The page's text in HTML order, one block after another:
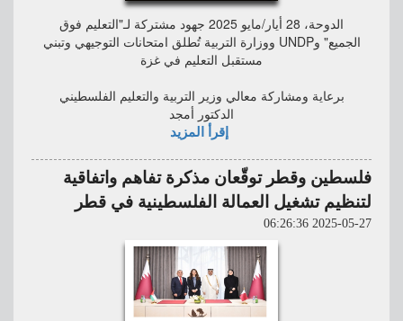
الدوحة، 28 أيار/مايو 2025 جهود مشتركة لـ"التعليم فوق
الجميع" وUNDP ووزارة التربية تُطلق امتحانات التوجيهي وتبني
مستقبل التعليم في غزة
برعاية ومشاركة معالي وزير التربية والتعليم الفلسطيني
الدكتور أمجد
إقرأ المزيد
فلسطين وقطر توقّعان مذكرة تفاهم واتفاقية
لتنظيم تشغيل العمالة الفلسطينية في قطر
2025-05-27 06:26:36